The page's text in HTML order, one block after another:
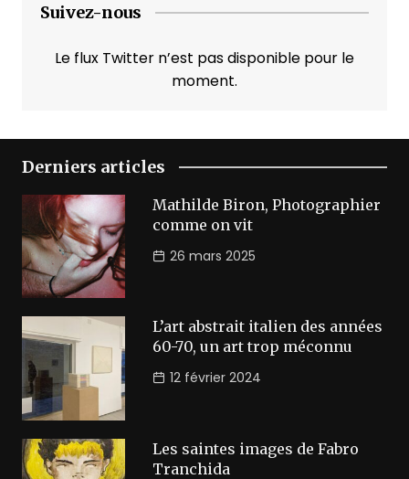
Suivez-nous
Le flux Twitter n’est pas disponible pour le
moment.
Derniers articles
Mathilde Biron, Photographier
comme on vit
26 mars 2025
L’art abstrait italien des années
60-70, un art trop méconnu
12 février 2024
Les saintes images de Fabro
Tranchida